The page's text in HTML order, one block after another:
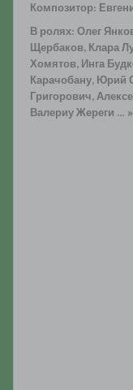
Композитор:
В ролях: Олег
Щербаков, Клара
Хомятов, Инга
Карачобану, Юрий
Григорович,
Валериу Жереги … »